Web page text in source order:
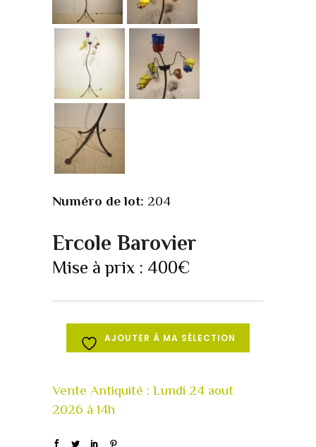
Numéro de lot: 204
Ercole Barovier
Mise à prix : 400€
AJOUTER À MA SÉLECTION